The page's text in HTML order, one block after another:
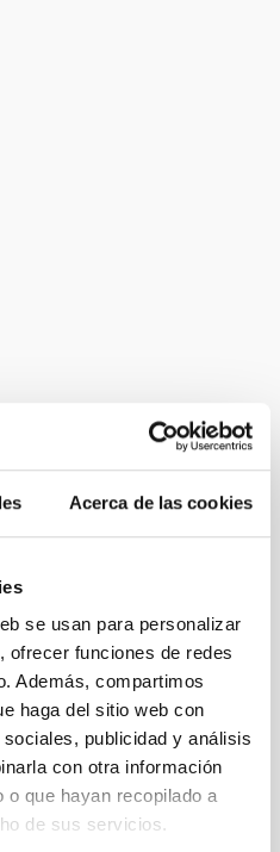
Acerca de las cookies
se usan para personalizar
ofrecer funciones de redes
Además, compartimos
haga del sitio web con
publicidad y análisis
con otra información
o que hayan recopilado a
de sus servicios.